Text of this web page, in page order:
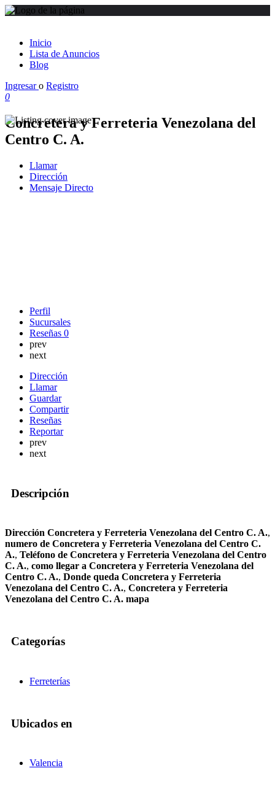
Inicio
Lista de Anuncios
Blog
Ingresaro Registro
0
Concretera y Ferreteria Venezolana del
Centro C. A.
Llamar
Dirección
Mensaje Directo
Perfil
Sucursales
Reseñas 0
prev
next
Dirección
Llamar
Guardar
Compartir
Reseñas
Reportar
prev
next
Descripción
Dirección Concretera y Ferreteria Venezolana del Centro C. A.,
numero de Concretera y Ferreteria Venezolana del Centro C.
A., Teléfono de Concretera y Ferreteria Venezolana del Centro
C. A., como llegar a Concretera y Ferreteria Venezolana del
Centro C. A., Donde queda Concretera y Ferreteria
Venezolana del Centro C. A., Concretera y Ferreteria
Venezolana del Centro C. A. mapa
Categorías
Ferreterías
Ubicados en
Valencia